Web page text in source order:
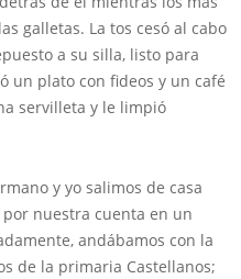
galletas. La tos cesó al cabo
a su silla, listo para
un plato con fideos y un café
servilleta y le limpió
y yo salimos de casa
nuestra cuenta en un
andábamos con la
de la primaria Castellanos;